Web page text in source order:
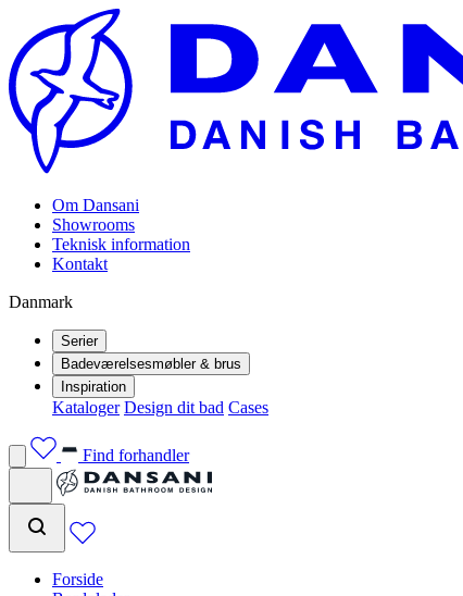
Om Dansani
Showrooms
Teknisk information
Kontakt
Danmark
Serier
Badeværelsesmøbler & brus
Inspiration
Kataloger Design dit bad Cases
Find forhandler
Forside